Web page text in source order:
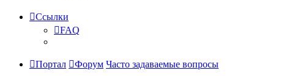
Ссылки
FAQ
Портал Форум Часто задаваемые вопросы